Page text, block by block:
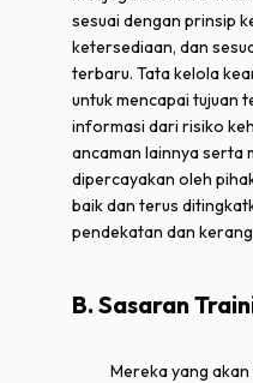
sesuai dengan prinsip
ketersediaan, dan
terbaru. Tata kelola
untuk mencapai tujuan
informasi dari risiko
ancaman lainnya serta
dipercayakan oleh
baik dan terus
pendekatan dan
B. Sasaran
Mereka yang